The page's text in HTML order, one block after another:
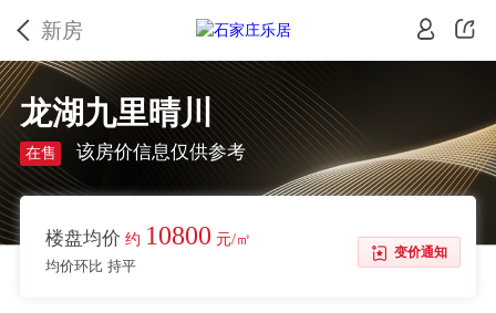
新房
龙湖九里晴川
在售 该房价信息仅供参考
楼盘均价 约 10800 元/㎡
均价环比 持平
变价通知